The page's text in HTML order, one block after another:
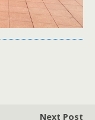
Next Post